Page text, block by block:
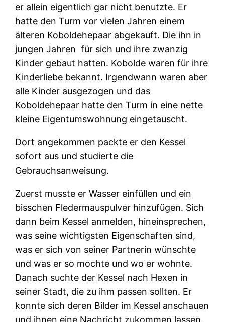
er allein eigentlich gar nicht benutzte. Er
hatte den Turm vor vielen Jahren einem
älteren Koboldehepaar abgekauft. Die ihn in
jungen Jahren für sich und ihre zwanzig
Kinder gebaut hatten. Kobolde waren für ihre
Kinderliebe bekannt. Irgendwann waren aber
alle Kinder ausgezogen und das
Koboldehepaar hatte den Turm in eine nette
kleine Eigentumswohnung eingetauscht.
Dort angekommen packte er den Kessel
sofort aus und studierte die
Gebrauchsanweisung.
Zuerst musste er Wasser einfüllen und ein
bisschen Fledermauspulver hinzufügen. Sich
dann beim Kessel anmelden, hineinsprechen,
was seine wichtigsten Eigenschaften sind,
was er sich von seiner Partnerin wünschte
und was er so mochte und wo er wohnte.
Danach suchte der Kessel nach Hexen in
seiner Stadt, die zu ihm passen sollten. Er
konnte sich deren Bilder im Kessel anschauen